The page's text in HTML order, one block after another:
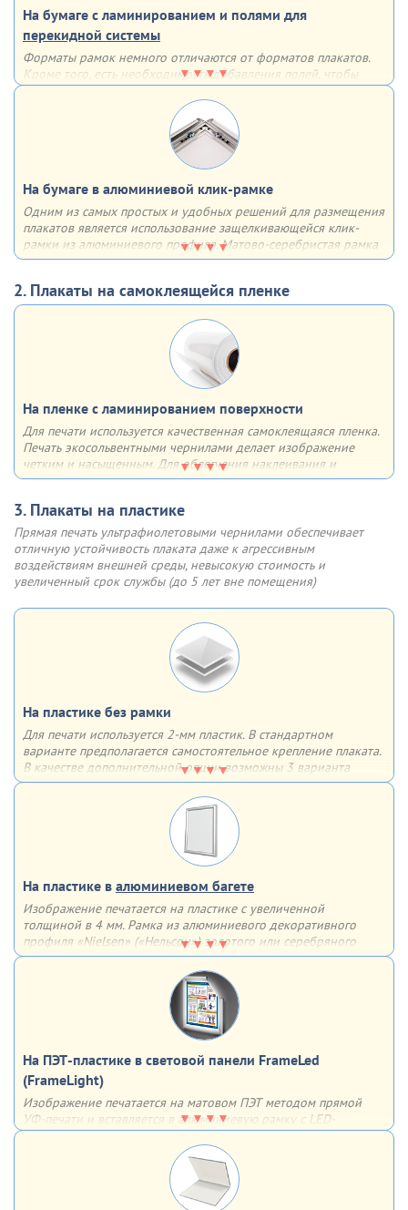
На бумаге с ламинированием и полями для
перекидной системы
Форматы рамок немного отличаются от форматов плакатов.
Кроме того, есть необходимость добавления полей, чтобы
рамка не закрывала часть информации. По этим причинам мы
дорабатываем макет для использования в перекидных
На бумаге в алюминиевой клик-рамке
Одним из самых простых и удобных решений для размещения
плакатов является использование защелкивающейся клик-
рамки из алюминиевого профиля. Матово-серебристая рамка
из алюминия с анодированным покрытием имеет множество
устойчивая к солнечным лучам и воздействию влаги
Отщёлкивающаяся крышка профиля (клик-система) позволяет
быстро менять информацию (плакат, постер и др.). Основание
рамки - 2-мм пластик, верхний слой, прижимающий плакат
выполнен из прозрачного ПЭТ
Инструкция по замене плаката в клик-рамке
Аккуратно, по одной, откиньте
4 стороны клик профиля
извлеките старый плакат
Шаг 3
Разместите новый плакат,
Шаг 4
Защелкните крышки
2. Плакаты на самоклеящейся пленке
На пленке с ламинированием поверхности
Для печати используется качественная самоклеящаяся пленка.
Печать экосольвентными чернилами делает изображение
четким и насыщенным. Для облегчения наклеивания и
увеличения срока службыповерхность плаката ламинируется
Возможно использование как внутри, так и вне помещения.
Такие плакаты не боятся солнечного света, влаги, перепадов
температуры (допустимы значения от -20 до +70°C)
3. Плакаты на пластике
Прямая печать ультрафиолетовыми чернилами обеспечивает
отличную устойчивость плаката даже к агрессивным
воздействиям внешней среды, невысокую стоимость и
увеличенный срок службы (до 5 лет вне помещения)
На пластике без рамки
Для печати используется 2-мм пластик. В стандартном
варианте предполагается самостоятельное крепление плаката.
В качестве дополнительной опции возможны 3 варианта
крепления на выбор
отверстия, укрепленные люверсами
На пластике в алюминиевом багете
Изображение печатается на пластике с увеличенной
толщиной в 4 мм. Рамка из алюминиевого декоративного
профиля «Nielsen» («Нельсон») золотого или серебряного
цвета придаст завершенность плакату и сделает его частью
Такой плакат способен украсить любой кабинет, учебный
С обратной стороны багета имеются 2 скрытых
подвеса для монтажа плаката на стену
На ПЭТ-пластике в световой панели FrameLed
(FrameLight)
Изображение печатается на матовом ПЭТ методом прямой
УФ-печати и вставляется в алюминиевую рамку с LED-
подсветкой. Подсветка изображения происходит за счет
встроенной внутрь профиля светодиодной ленты. Данная
система предполагает возможность создания
односторонних, так и двусторонних тонких световых панелей